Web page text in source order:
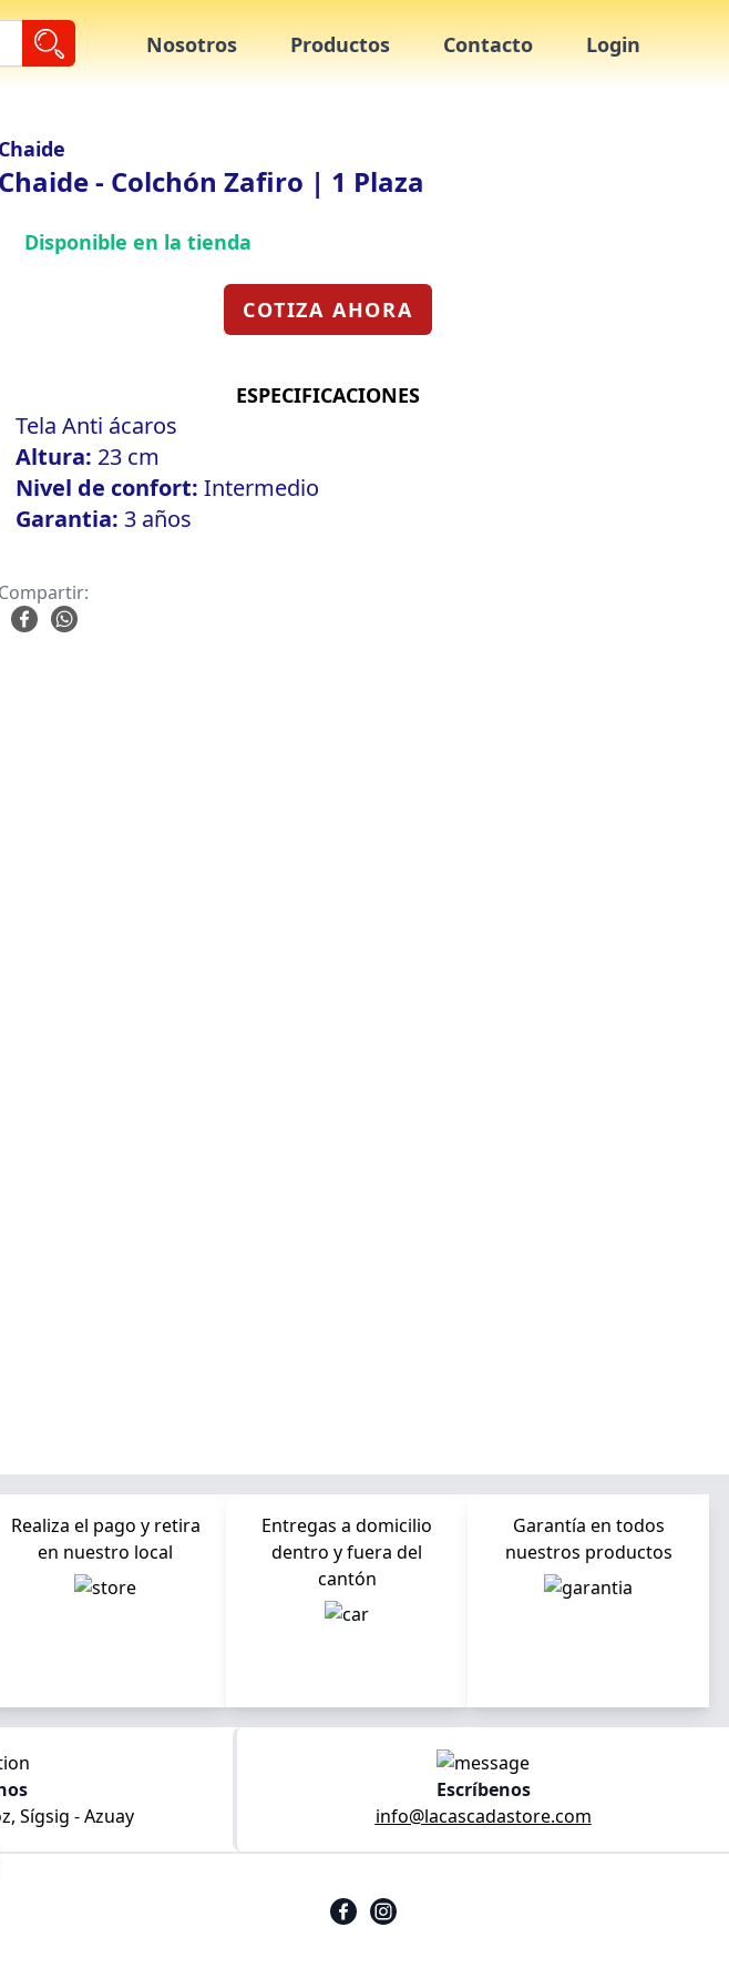
Nosotros Productos Contacto Login
Chaide
Chaide - Colchón Zafiro | 1 Plaza
Disponible en la tienda
COTIZA AHORA
ESPECIFICACIONES
Tela Anti ácaros
Altura: 23 cm
Nivel de confort: Intermedio
Garantia: 3 años
Compartir:
Realiza el pago y retira
en nuestro local
Entregas a domicilio
dentro y fuera del
cantón
Garantía en todos
nuestros productos
Sígsig - Azuay
Escríbenos
info@lacascadastore.com